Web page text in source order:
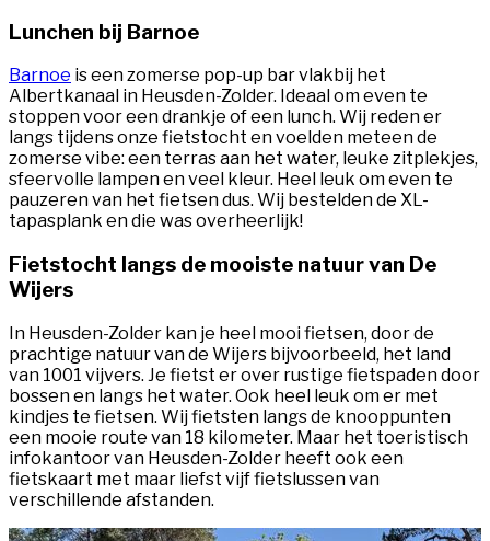
Lunchen bij Barnoe
Barnoe is een zomerse pop-up bar vlakbij het
Albertkanaal in Heusden-Zolder. Ideaal om even te
stoppen voor een drankje of een lunch. Wij reden er
langs tijdens onze fietstocht en voelden meteen de
zomerse vibe: een terras aan het water, leuke zitplekjes,
sfeervolle lampen en veel kleur. Heel leuk om even te
pauzeren van het fietsen dus. Wij bestelden de XL-
tapasplank en die was overheerlijk!
Fietstocht langs de mooiste natuur van De
Wijers
In Heusden-Zolder kan je heel mooi fietsen, door de
prachtige natuur van de Wijers bijvoorbeeld, het land
van 1001 vijvers. Je fietst er over rustige fietspaden door
bossen en langs het water. Ook heel leuk om er met
kindjes te fietsen. Wij fietsten langs de knooppunten
een mooie route van 18 kilometer. Maar het toeristisch
infokantoor van Heusden-Zolder heeft ook een
fietskaart met maar liefst vijf fietslussen van
verschillende afstanden.